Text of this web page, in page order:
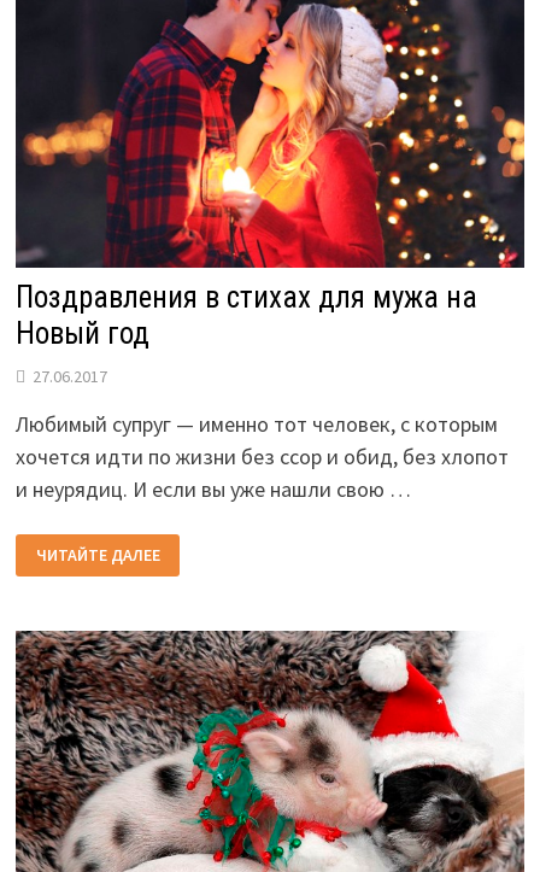
Поздравления в стихах для мужа на
Новый год
27.06.2017
Любимый супруг — именно тот человек, с которым
хочется идти по жизни без ссор и обид, без хлопот
и неурядиц. И если вы уже нашли свою …
ПОЗДРАВЛЕНИЯ
В
СТИХАХ
НА
НОВЫЙ
ГОД
ЧИТАЙТЕ ДАЛЕЕ